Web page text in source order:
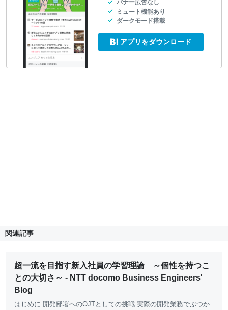
バナー広告なし
ミュート機能あり
ダークモード搭載
アプリをダウンロード
関連記事
超一流を目指す新入社員の学習理論 ～個性を持つこ
との大切さ～ - NTT docomo Business Engineers'
Blog
はじめに 開発部署へのOJTとしての挑戦 実際の開発業務でぶつか